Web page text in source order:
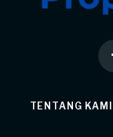
TENTANG KAMI